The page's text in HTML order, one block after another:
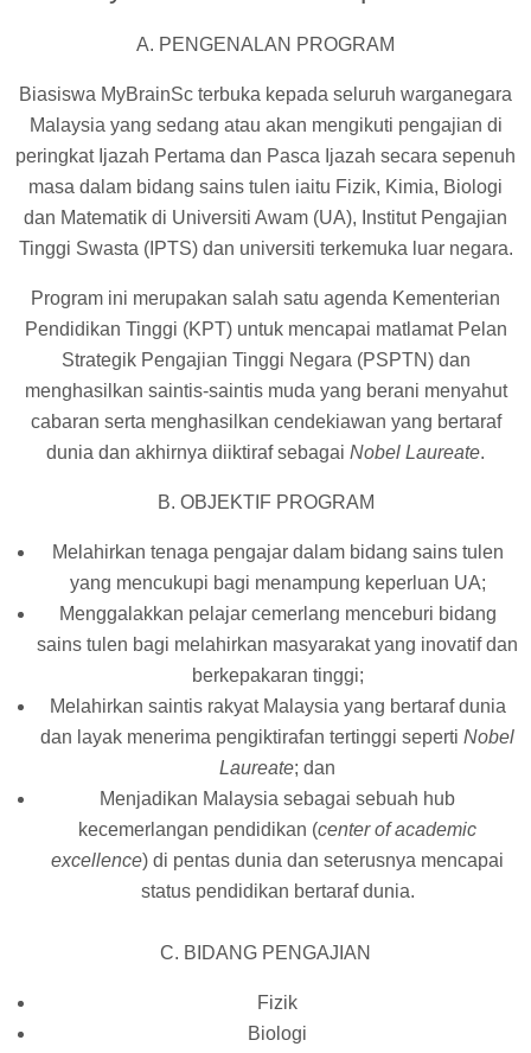
A. PENGENALAN PROGRAM
Biasiswa MyBrainSc terbuka kepada seluruh warganegara
Malaysia yang sedang atau akan mengikuti pengajian di
peringkat Ijazah Pertama dan Pasca Ijazah secara sepenuh
masa dalam bidang sains tulen iaitu Fizik, Kimia, Biologi
dan Matematik di Universiti Awam (UA), Institut Pengajian
Tinggi Swasta (IPTS) dan universiti terkemuka luar negara.
Program ini merupakan salah satu agenda Kementerian
Pendidikan Tinggi (KPT) untuk mencapai matlamat Pelan
Strategik Pengajian Tinggi Negara (PSPTN) dan
menghasilkan saintis-saintis muda yang berani menyahut
cabaran serta menghasilkan cendekiawan yang bertaraf
dunia dan akhirnya diiktiraf sebagai Nobel Laureate.
B. OBJEKTIF PROGRAM
Melahirkan tenaga pengajar dalam bidang sains tulen
yang mencukupi bagi menampung keperluan UA;
Menggalakkan pelajar cemerlang menceburi bidang
sains tulen bagi melahirkan masyarakat yang inovatif dan
berkepakaran tinggi;
Melahirkan saintis rakyat Malaysia yang bertaraf dunia
dan layak menerima pengiktirafan tertinggi sepertiNobel
Laureate; dan
Menjadikan Malaysia sebagai sebuah hub
kecemerlangan pendidikan (center of academic
excellence) di pentas dunia dan seterusnya mencapai
status pendidikan bertaraf dunia.
C. BIDANG PENGAJIAN
Fizik
Biologi